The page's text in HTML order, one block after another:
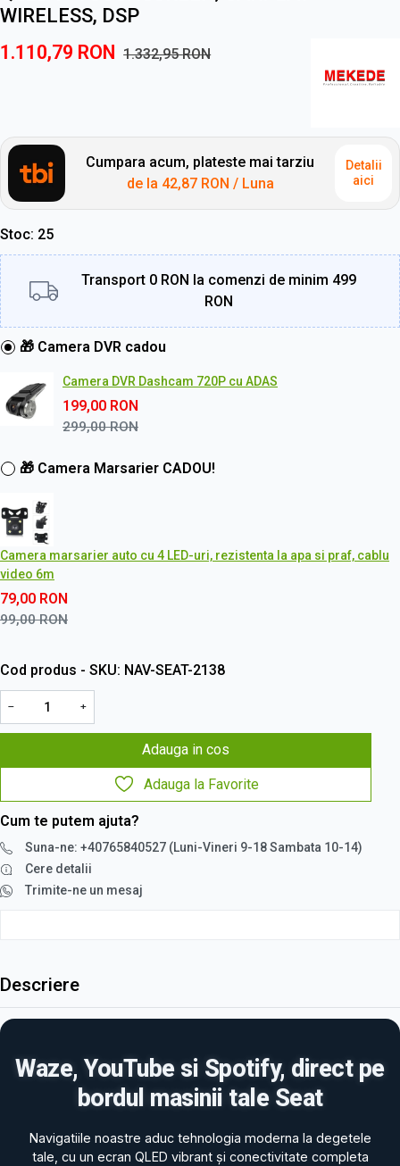
WIRELESS, DSP
1.110,79 RON 1.332,95RON
Cumpara acum, plateste mai tarziu
de la 42,87 RON / Luna
Detalii
aici
Stoc 25
Transport 0 RON la comenzi de minim 499
RON
🎁 Camera DVR cadou
Camera DVR Dashcam 720P cu ADAS
199,00 RON
299,00RON
🎁 Camera Marsarier CADOU!
Camera marsarier auto cu 4 LED-uri, rezistenta la apa si praf, cablu
video 6m
79,00 RON
99,00RON
Cod produs - SKU NAV-SEAT-2138
− +
Adauga in cos
Adauga la Favorite
Cum te putem ajuta?
Suna-ne: +40765840527 (Luni-Vineri 9-18 Sambata 10-14)
Cere detalii
Trimite-ne un mesaj
Descriere
Waze, YouTube si Spotify, direct pe
bordul masinii tale Seat
Navigatiile noastre aduc tehnologia moderna la degetele
tale, cu un ecran QLED vibrant și conectivitate completa